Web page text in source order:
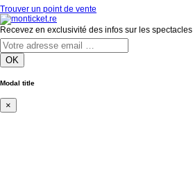
Trouver un point de vente
Recevez en exclusivité des infos sur les spectacles
OK
Modal title
×